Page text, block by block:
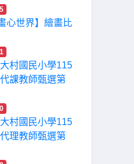
心世界】繪畫比
村國民小學115
課教師甄選第
村國民小學115
理教師甄選第